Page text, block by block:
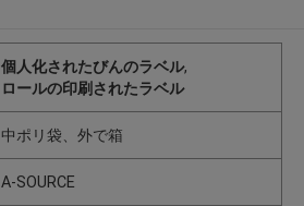
個人化されたびんのラベル,
ロールの印刷されたラベル
中ポリ袋、外で箱
A-SOURCE